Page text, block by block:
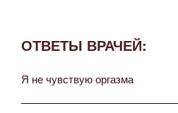
ОТВЕТЫ ВРАЧЕЙ:
Я не чувствую оргазма